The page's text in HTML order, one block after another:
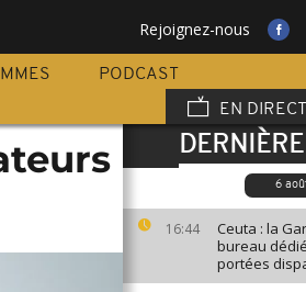
Rejoignez-nous
PODCAST
EN DIRECT
6
16:44
Ceuta : la
bureau
portées